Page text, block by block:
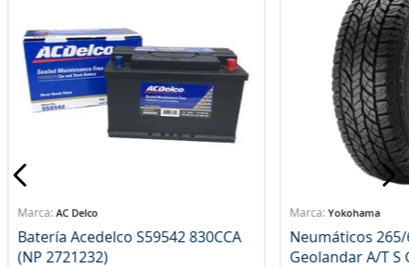
AC Delco
Batería Acedelco S59542 830CCA
(NP 2721232)
Yokohama
Neumáticos 265/